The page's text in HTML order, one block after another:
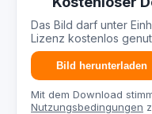
Das Bild darf unter
Lizenz kostenlos
Bild herunterladen
Mit dem Download
Nutzungsbedingungen